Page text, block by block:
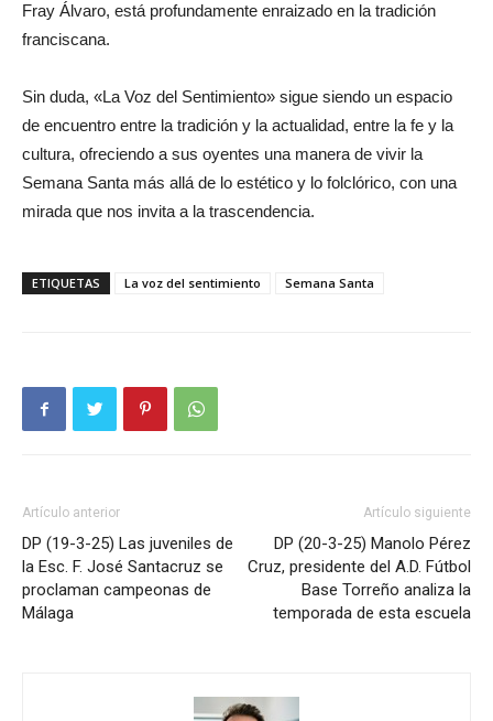
Fray Álvaro, está profundamente enraizado en la tradición
franciscana.
Sin duda, «La Voz del Sentimiento» sigue siendo un espacio
de encuentro entre la tradición y la actualidad, entre la fe y la
cultura, ofreciendo a sus oyentes una manera de vivir la
Semana Santa más allá de lo estético y lo folclórico, con una
mirada que nos invita a la trascendencia.
ETIQUETAS La voz del sentimiento Semana Santa
Artículo anterior
DP (19-3-25) Las juveniles de
la Esc. F. José Santacruz se
proclaman campeonas de
Málaga
Artículo siguiente
DP (20-3-25) Manolo Pérez
Cruz, presidente del A.D. Fútbol
Base Torreño analiza la
temporada de esta escuela